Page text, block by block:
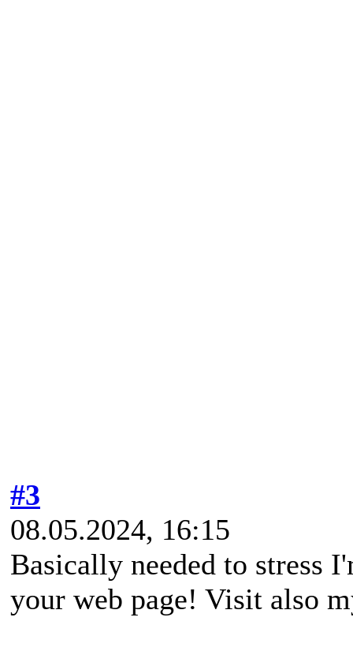
#3
08.05.2024, 16:15
Basically needed to stress
your web page! Visit also